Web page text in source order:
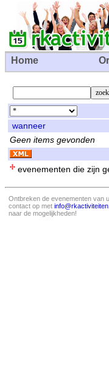
Home
wanneer
Geen items gevonden
evenementen die zijn
Ontbreken de evenementen van
contact op met
naar de mogelijkheden!